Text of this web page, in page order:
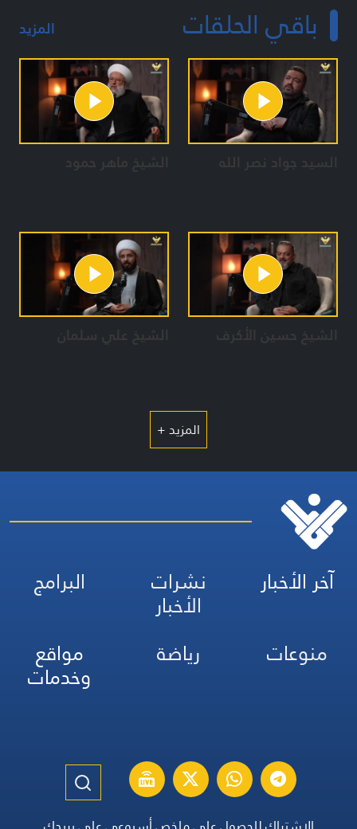
باقي الحلقات المزيد
السيد جواد نصر الله الشيخ ماهر حمود
الشيخ حسين الأكرف الشيخ علي سلمان
المزيد +
آخر الأخبار نشرات
الأخبار
البرامج
منوعات
رياضة مواقع
وخدمات